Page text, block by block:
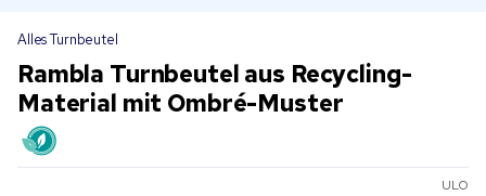
Alles Turnbeutel
Rambla Turnbeutel aus Recycling-
Material mit Ombré-Muster
ULO